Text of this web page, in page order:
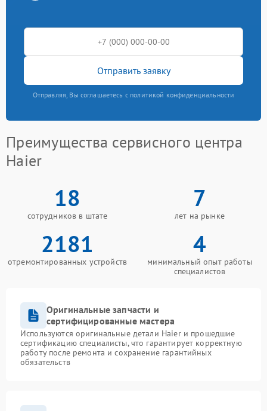
Отправить заявку
Отправляя, Вы соглашаетесь с политикой конфиденциальности
Преимущества сервисного центра
Haier
18
сотрудников в штате
7
лет на рынке
2181
отремонтированных устройств
4
минимальный опыт работы
специалистов
Оригинальные запчасти и
сертифицированные мастера
Используются оригинальные детали Haier и прошедшие
сертификацию специалисты, что гарантирует корректную
работу после ремонта и сохранение гарантийных
обязательств